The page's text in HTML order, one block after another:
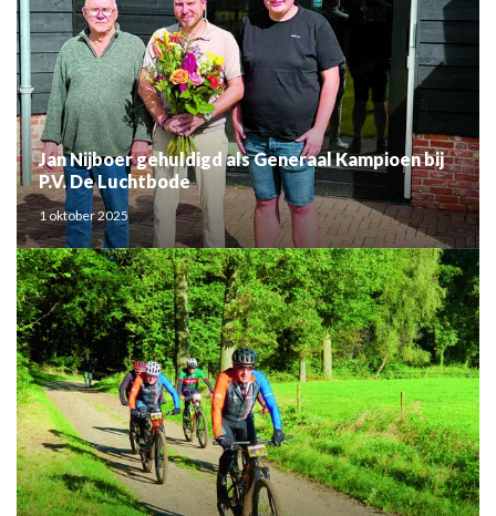
Jan Nijboer gehuldigd als Generaal Kampioen bij
P.V. De Luchtbode
1 oktober 2025